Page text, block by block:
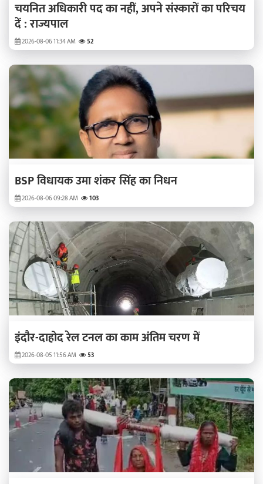
चयनित अधिकारी पद का नहीं, अपने संस्कारों का परिचय
दें : राज्यपाल
2026-08-06 11:34 AM 52
BSP विधायक उमा शंकर सिंह का निधन
2026-08-06 09:28 AM 103
इंदौर-दाहोद रेल टनल का काम अंतिम चरण में
2026-08-05 11:56 AM 53